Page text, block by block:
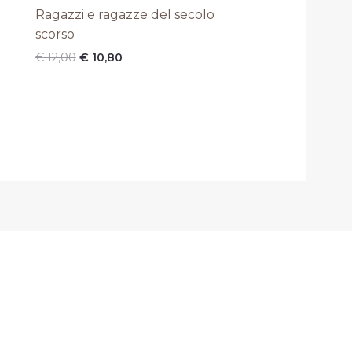
Ragazzi e ragazze del secolo
scorso
€12,00
€ 12,00.
€ 10,80
€ 10,80.